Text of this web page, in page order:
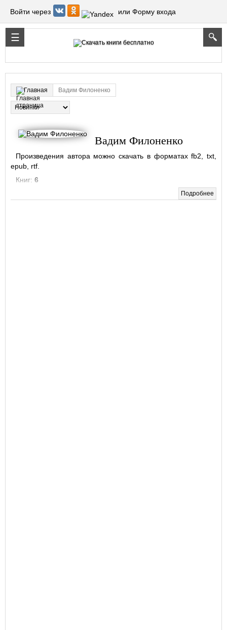
Войти через или Форму входа
Главная Вадим Филоненко
Вадим Филоненко
Произведения автора можно скачать в форматах fb2, txt,
epub, rtf.
Книг: 6
Подробнее